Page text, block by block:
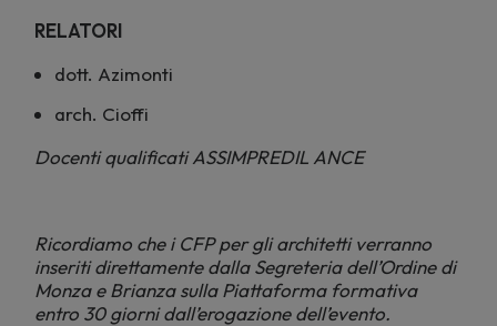
RELATORI
dott. Azimonti
arch. Cioffi
Docenti qualificati ASSIMPREDIL ANCE
Ricordiamo che i CFP per gli architetti verranno
inseriti direttamente dalla Segreteria dell’Ordine di
Monza e Brianza sulla Piattaforma formativa
entro 30 giorni dall’erogazione dell’evento.